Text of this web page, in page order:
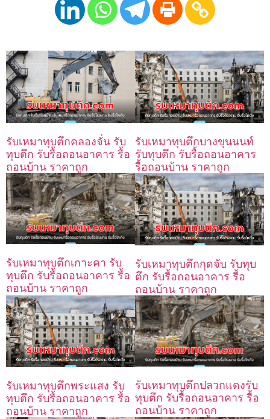
รับเหมาทุบตึกคลองจั่น รับ
ทุบตึก รับรื้อถอนอาคาร รื้อ
ถอนบ้าน ราคาถูก
รับเหมาทุบตึกบางขุนนนท์
รับทุบตึก รับรื้อถอนอาคาร
รื้อถอนบ้าน ราคาถูก
รับเหมาทุบตึกเกาะคา รับ
ทุบตึก รับรื้อถอนอาคาร รื้อ
ถอนบ้าน ราคาถูก
รับเหมาทุบตึกกุดจับ รับทุบ
ตึก รับรื้อถอนอาคาร รื้อ
ถอนบ้าน ราคาถูก
รับเหมาทุบตึกพระแสง รับ
ทุบตึก รับรื้อถอนอาคาร รื้อ
ถอนบ้าน ราคาถูก
รับเหมาทุบตึกปลวกแดงรับ
ทุบตึก รับรื้อถอนอาคาร รื้อ
ถอนบ้าน ราคาถูก